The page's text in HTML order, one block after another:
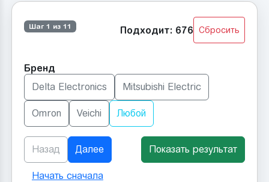
Шаг 1 из 11 Подходит: 676 Сбросить
Бренд
Delta Electronics Mitsubishi Electric
Omron Veichi Любой
Назад Далее Показать результат
Начать сначала